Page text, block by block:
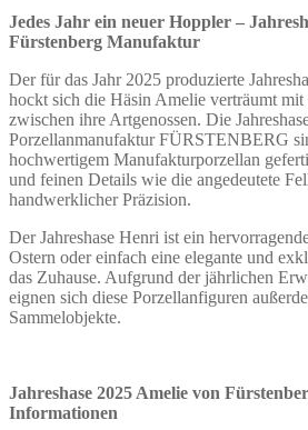
Jedes Jahr ein neuer Hoppler –
Fürstenberg Manufaktur
Der für das Jahr 2025 produzierte
hockt sich die Häsin Amelie verträumt
zwischen ihre Artgenossen. Die
Porzellanmanufaktur FÜRSTENBERG
hochwertigem Manufakturporzellan
und feinen Details wie die angedeutete
handwerklicher Präzision.
Der Jahreshase Henri ist ein
Ostern oder einfach eine elegante und
das Zuhause. Aufgrund der jährlichen
eignen sich diese Porzellanfiguren
Sammelobjekte.
Jahreshase 2025 Amelie von
Informationen